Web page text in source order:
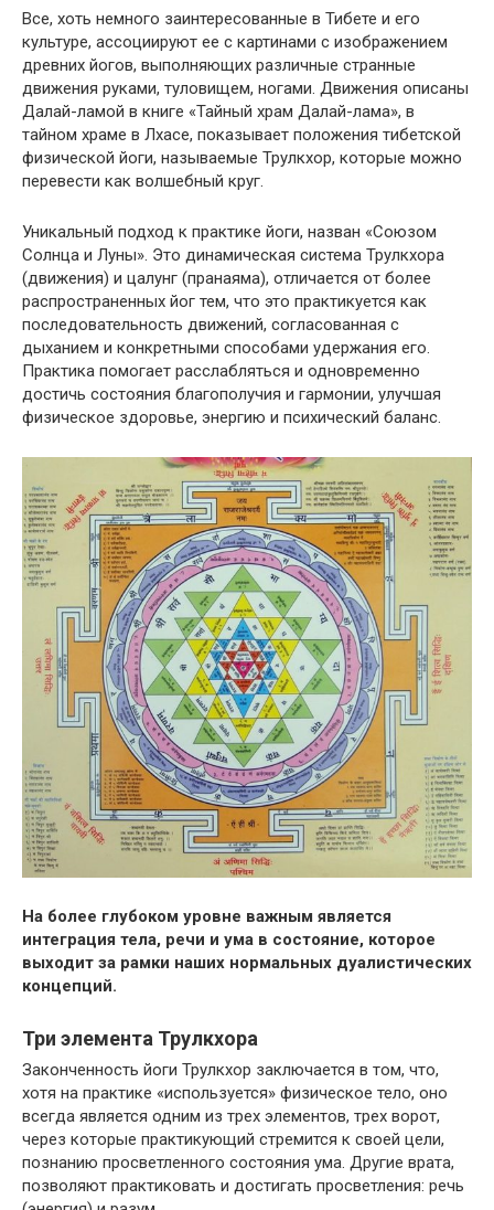
Все, хоть немного заинтересованные в Тибете и его
культуре, ассоциируют ее с картинами с изображением
древних йогов, выполняющих различные странные
движения руками, туловищем, ногами. Движения описаны
Далай-ламой в книге «Тайный храм Далай-лама», в
тайном храме в Лхасе, показывает положения тибетской
физической йоги, называемые Трулкхор, которые можно
перевести как волшебный круг.
Уникальный подход к практике йоги, назван «Союзом
Солнца и Луны». Это динамическая система Трулкхора
(движения) и цалунг (пранаяма), отличается от более
распространенных йог тем, что это практикуется как
последовательность движений, согласованная с
дыханием и конкретными способами удержания его.
Практика помогает расслабляться и одновременно
достичь состояния благополучия и гармонии, улучшая
физическое здоровье, энергию и психический баланс.
На более глубоком уровне важным является
интеграция тела, речи и ума в состояние, которое
выходит за рамки наших нормальных дуалистических
концепций.
Три элемента Трулкхора
Законченность йоги Трулкхор заключается в том, что,
хотя на практике «используется» физическое тело, оно
всегда является одним из трех элементов, трех ворот,
через которые практикующий стремится к своей цели,
познанию просветленного состояния ума. Другие врата,
позволяют практиковать и достигать просветления: речь